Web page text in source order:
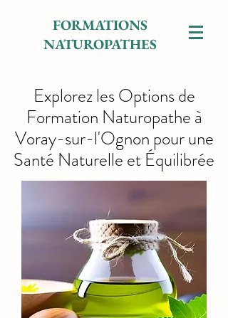
FORMATIONS
NATUROPATHES
Explorez les Options de
Formation Naturopathe à
Voray-sur-l'Ognon pour une
Santé Naturelle et Équilibrée